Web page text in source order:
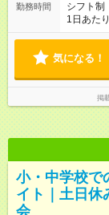
勤務時間
シフト制
1日あた
休み） ■勤務時間 学校滞在：8:30※～17:30の間の連続した8時
※勤務時
気になる！
掲
小・中学校で
イト｜土日休
会